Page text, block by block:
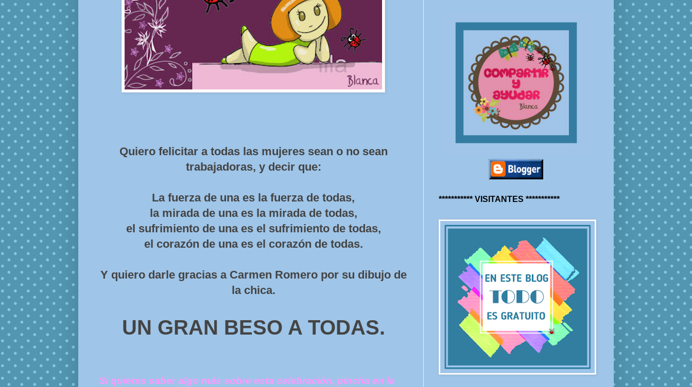
Quiero felicitar a todas las mujeres sean o no sean
trabajadoras, y decir que:
La fuerza de una es la fuerza de todas,
la mirada de una es la mirada de todas,
el sufrimiento de una es el sufrimiento de todas,
el corazón de una es el corazón de todas.
Y quiero darle gracias a Carmen Romero por su dibujo de
la chica.
UN GRAN BESO A TODAS.
Si quieres saber algo más sobre esta celebración, pincha en la
*********** VISITANTES ***********